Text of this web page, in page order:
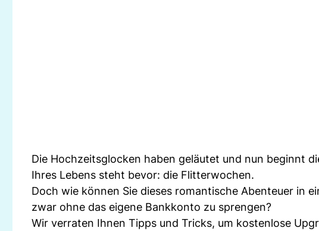
Die Hochzeitsglocken haben geläutet und nun beginnt
Ihres Lebens steht bevor: die Flitterwochen.
Doch wie können Sie dieses romantische Abenteuer in
zwar ohne das eigene Bankkonto zu sprengen?
Wir verraten Ihnen Tipps und Tricks, um kostenlose